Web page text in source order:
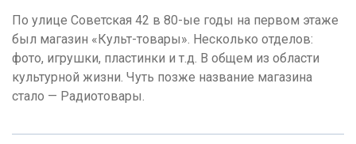
По улице Советская 42 в 80-ые годы на первом этаже
был магазин «Культ-товары». Несколько отделов:
фото, игрушки, пластинки и т.д. В общем из области
культурной жизни. Чуть позже название магазина
стало — Радиотовары.